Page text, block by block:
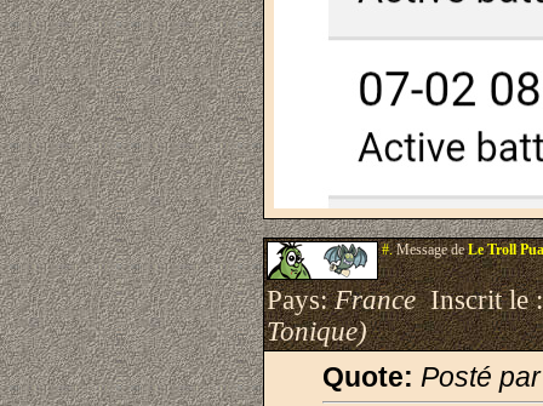
#.Message deLe Troll
Pays:FranceInscrit le
Tonique)
Quote: Posté